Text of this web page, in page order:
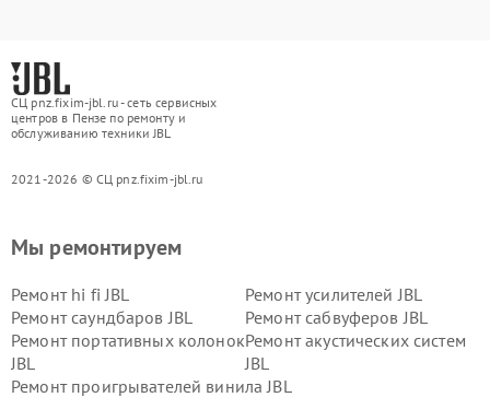
СЦ pnz.fixim-jbl.ru - сеть сервисных
центров в Пензе по ремонту и
обслуживанию техники JBL
2021-2026 © СЦ pnz.fixim-jbl.ru
Мы ремонтируем
Ремонт hi fi JBL
Ремонт усилителей JBL
Ремонт саундбаров JBL
Ремонт сабвуферов JBL
Ремонт портативных колонок
JBL
Ремонт акустических систем
JBL
Ремонт проигрывателей винила JBL